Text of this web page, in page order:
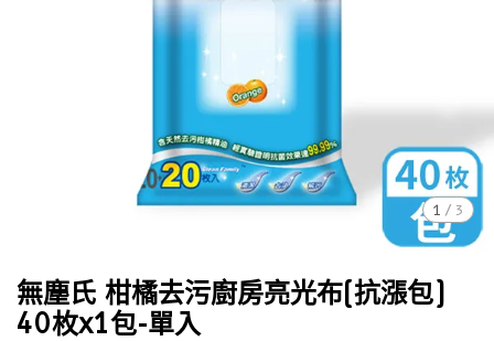
1 / 3
無塵氏 柑橘去污廚房亮光布(抗漲包)
40枚x1包-單入